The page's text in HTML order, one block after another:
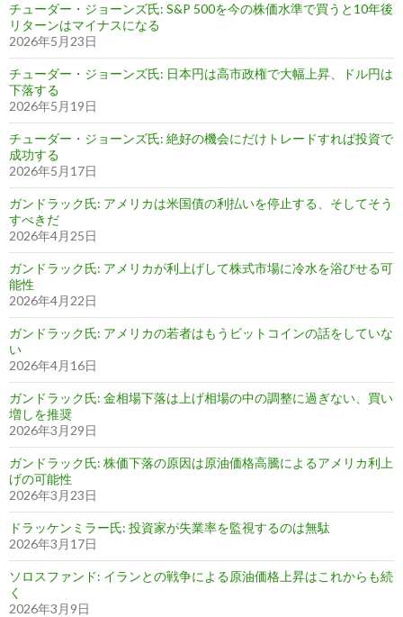
チューダー・ジョーンズ氏: S&P 500を今の株価水準で買うと10年後
リターンはマイナスになる
2026年5月23日
チューダー・ジョーンズ氏: 日本円は高市政権で大幅上昇、ドル円は
下落する
2026年5月19日
チューダー・ジョーンズ氏: 絶好の機会にだけトレードすれば投資で
成功する
2026年5月17日
ガンドラック氏: アメリカは米国債の利払いを停止する、そしてそう
すべきだ
2026年4月25日
ガンドラック氏: アメリカが利上げして株式市場に冷水を浴びせる可
能性
2026年4月22日
ガンドラック氏: アメリカの若者はもうビットコインの話をしていな
い
2026年4月16日
ガンドラック氏: 金相場下落は上げ相場の中の調整に過ぎない、買い
増しを推奨
2026年3月29日
ガンドラック氏: 株価下落の原因は原油価格高騰によるアメリカ利上
げの可能性
2026年3月23日
ドラッケンミラー氏: 投資家が失業率を監視するのは無駄
2026年3月17日
ソロスファンド: イランとの戦争による原油価格上昇はこれからも続
く
2026年3月9日